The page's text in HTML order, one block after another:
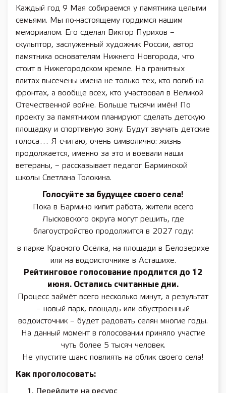
Каждый год 9 Мая собираемся у памятника целыми
семьями. Мы по-настоящему гордимся нашим
мемориалом. Его сделал Виктор Пурихов –
скульптор, заслуженный художник России, автор
памятника основателям Нижнего Новгорода, что
стоит в Нижегородском кремле. На гранитных
плитах высечены имена не только тех, кто погиб на
фронтах, а вообще всех, кто участвовал в Великой
Отечественной войне. Больше тысячи имён! По
проекту за памятником планируют сделать детскую
площадку и спортивную зону. Будут звучать детские
голоса… Я считаю, очень символично: жизнь
продолжается, именно за это и воевали наши
ветераны, – рассказывает педагог Барминской
школы Светлана Толокина.
Голосуйте за будущее своего села!
Пока в Бармино кипит работа, жители всего
Лысковского округа могут решить, где
благоустройство продолжится в 2027 году:
в парке Красного Осёлка, на площади в Белозерихе
или на водоисточнике в Асташихе.
Рейтинговое голосование продлится до 12
июня. Остались считанные дни.
Процесс займёт всего несколько минут, а результат
– новый парк, площадь или обустроенный
водоисточник – будет радовать селян многие годы.
На данный момент в голосовании приняло участие
чуть более 5 тысяч человек.
Не упустите шанс повлиять на облик своего села!
Как проголосовать:
Перейдите на ресурс